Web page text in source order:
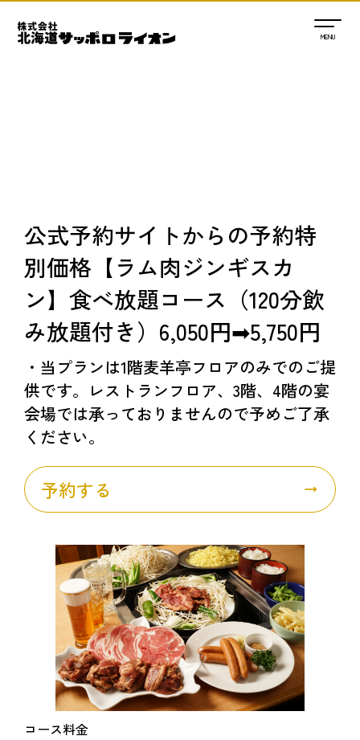
公式予約サイトからの予約特
別価格【ラム肉ジンギスカ
ン】食べ放題コース（120分飲
み放題付き）6,050円➡5,750円
・当プランは1階麦羊亭フロアのみでのご提
供です。レストランフロア、3階、4階の宴
会場では承っておりませんので予めご了承
ください。
予約する
コース料金